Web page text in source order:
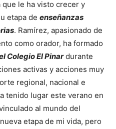
le ha visto crecer y
etapa de enseñanzas
. Ramírez, apasionado de
como orador, ha formado
Colegio El Pinardurante
activas y acciones muy
regional, nacional e
tenido lugar este verano en
al mundo del
etapa de mi vida, pero